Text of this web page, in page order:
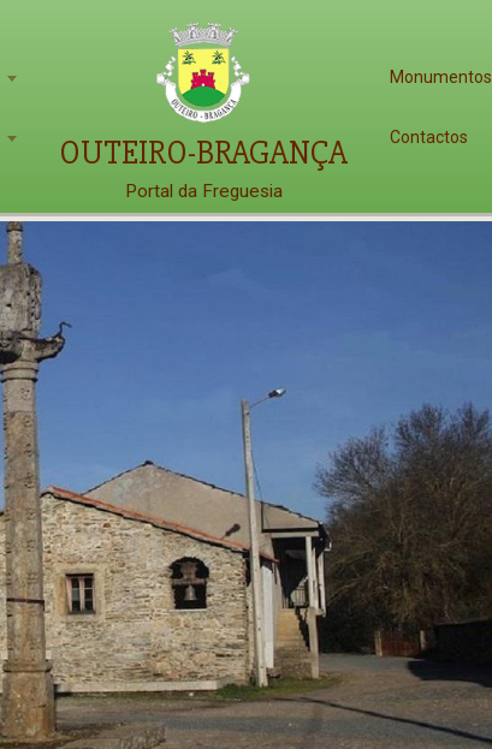
OUTEIRO-BRAGANÇA
Portal da Freguesia
Monumentos
Contactos